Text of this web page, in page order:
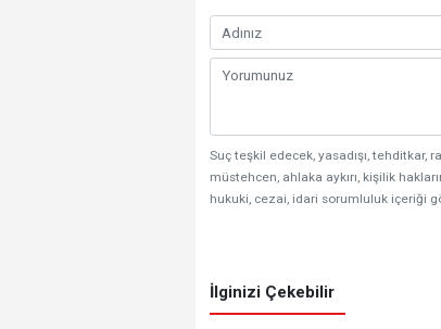
Suç teşkil edecek, yasadışı, tehditkar,
müstehcen, ahlaka aykırı, kişilik
hukuki, cezai, idari sorumluluk içeriği
İlginizi Çekebilir